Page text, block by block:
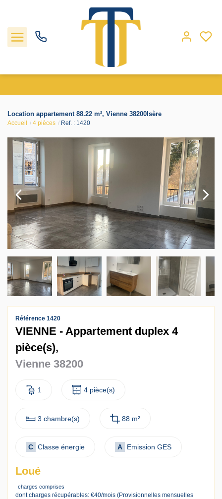
Gestion
Nos agences
Estimation
Contact
Accès clients
Location appartement 88.22 m², Vienne 38200Isère
Accueil 4 pièces Ref. : 1420
Référence 1420
VIENNE - Appartement duplex 4
pièce(s),
Vienne 38200
1 4 pièce(s)
3 chambre(s) 88 m²
C Classe énergie A Emission GES
Loué
charges comprises
dont charges récupérables: €40/mois (Provisionnelles mensuelles